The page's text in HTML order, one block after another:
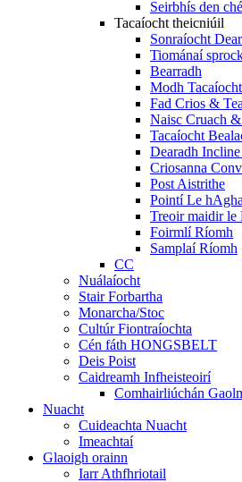
Seirbhís den
Tacaíocht theicniúil
Sonraíocht
Tiománaí
Bearradh
Modh
Fad Crios &
Naisc Cruach
Tacaíocht
Dearadh
Criosanna
Post Aistrithe
Pointí Le
Treoir maidir le
Foirmlí Ríomh
Samplaí Ríomh
CC
Nuálaíocht
Stair Forbartha
Monarcha/Stoc
Cultúr Fiontraíochta
Cén fáth HONGSBELT
Deis Poist
Caidreamh Infheisteoirí
Comhairliúchán
Nuacht
Cuideachta Nuacht
Imeachtaí
Glaoigh orainn
Iarr Athfhriotail